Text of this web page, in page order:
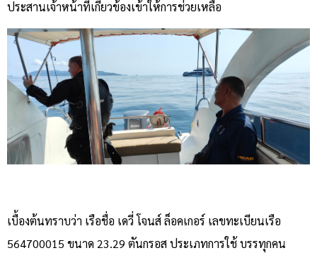
ประสานเจ้าหน้าที่เกี่ยวข้องเข้าให้การช่วยเหลือ
เบื้องต้นทราบว่า เรือชื่อ เดวี่ โจนส์ ล็อคเกอร์ เลขทะเบียนเรือ
564700015 ขนาด 23.29 ตันกรอส ประเภทการใช้ บรรทุกคน